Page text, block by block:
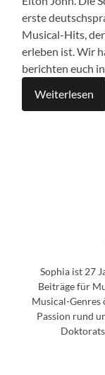
erste
Musical-Hits,
erleben ist. Wir
berichten euch
Weiterlesen
Sophia ist 27
Beiträge für
Musical-
Passion rund